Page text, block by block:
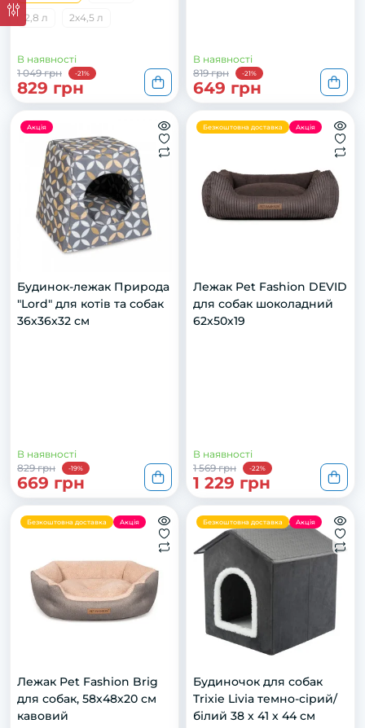
2,8 л
2х4,5 л
В наявності
1 049 грн
-21%
829 грн
В наявності
819 грн
-21%
649 грн
Акція
Будинок-лежак Природа
"Lord" для котів та собак
36х36х32 см
В наявності
829 грн
-19%
669 грн
Безкоштовна доставка Акція
Лежак Pet Fashion DEVID
для собак шоколадний
62х50х19
В наявності
1 569 грн
-22%
1 229 грн
Безкоштовна доставка Акція
Лежак Pet Fashion Brig
для собак, 58х48х20 см
кавовий
Безкоштовна доставка Акція
Будиночок для собак
Trixie Livia темно-сірий/
білий 38 х 41 х 44 см